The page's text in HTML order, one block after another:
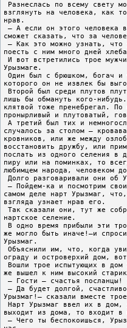
Разнеслась по всему свету
взглянуть на человека, как
нрав.
– А если он этого человека
сможет сказать, что за
– Как это можно узнать, что
поесть с ним много дней
И вот встретились трое
Урызмаге.
Один был с брюшком, богач и
которого он не извлек бы
Второй был среди плутов
лишь бы обмануть кого-
клятвой тоже пренебрегал.
пронырливый и плутоватый,
А третий был тих и
случалось за столом –
кровников, или же между
восстановить дружбу, или
послать из одного селения в
пиру или на поминках, то
любимцем народа, человеком
Долго разговаривали они об
– Пойдем-ка и посмотрим
самом деле нарт Урызмаг,
взгляда узнает нрав его.
Так сказали они, тут же
нартское селение.
В одно время прибыли эти
же могло быть иначе!–и
Урызмаг.
Объяснили им, что, когда
ограду и островерхий дом,
Вошли трое испытующих в
же вышел к ним высокий
– Гости – счастья посланцы!
– Да будет долгой,
Урызмаг!– сказали вместе
Нарт Урызмаг ввел их в дом,
выходит из дома, то входит в
– Чего ты беспокоишься,